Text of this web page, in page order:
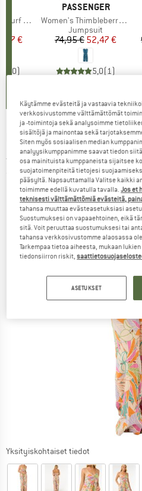
hinta
€
0)
MERKKI
PASSENGER
Tuote
Women's Thimbleberry Jumpsuit
Tuoteryhmä
Jumpsuit
Hinta
74,95 € Alennettu
52,47 €
5,0(1)
RIP CURL -Women's
Jumpsuit
(0)
Yksityiskohtaiset tiedot
Käytämme evästeitä ja vastaavia
verkkosivustomme välttämättömät
ja -toimintoja sekä analysoimme
sisältöjä ja mainontaa sekä
Siten myös sosiaalisen median
analyysikumppanimme saavat tiedon
osa mainituista kumppaneista sijaitsee
suojatoimenpiteitä tietojesi
pääsyltä. Napsauttamalla Valitse kaikki
toimimme edellä kuvatulla tavalla.Jos et
teknisesti välttämättömiä evästeitä,
tahansa muuttaa evästeasetuksiasi
Suostumuksesi on vapaaehtoinen, eikä
sitä. Voit peruuttaa suostumuksesi tai
tahansa verkkosivustomme alaosassa
Tarkempaa tietoa aiheesta, mukaan
tiedonsiirron riskit,
ASETUKSET